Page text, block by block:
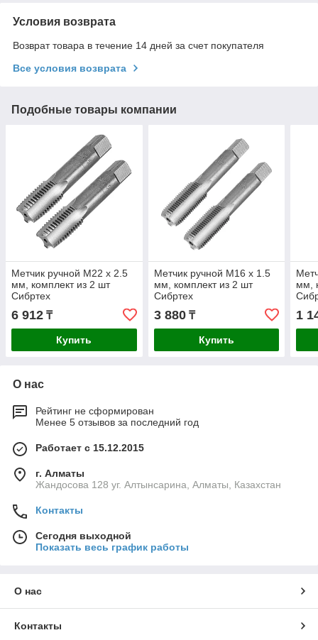
Условия возврата
Возврат товара в течение 14 дней за счет покупателя
Все условия возврата
Подобные товары компании
Метчик ручной М22 х 2.5
мм, комплект из 2 шт
Сибртех
6 912 ₸
Купить
Метчик ручной М16 х 1.5
мм, комплект из 2 шт
Сибртех
3 880₸
Купить
мм,
1
О нас
Рейтинг не сформирован
Менее 5 отзывов за последний год
Работает с 15.12.2015
г. Алматы
Жандосова 128 уг. Алтынсарина, Алматы, Казахстан
Контакты
Сегодня выходной
Показать весь график работы
О нас
Контакты